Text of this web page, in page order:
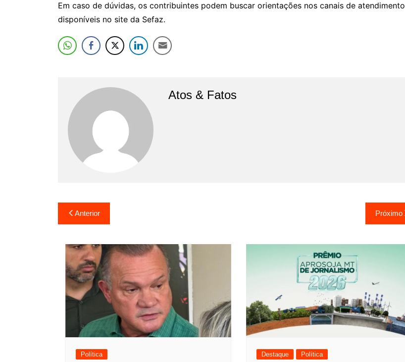
Em caso de dúvidas, os contribuintes podem buscar orientações nos canais de atendimento
disponíveis no site da Sefaz.
Atos & Fatos
Navegação
de
Post
Anterior Próximo
Política Destaque Política